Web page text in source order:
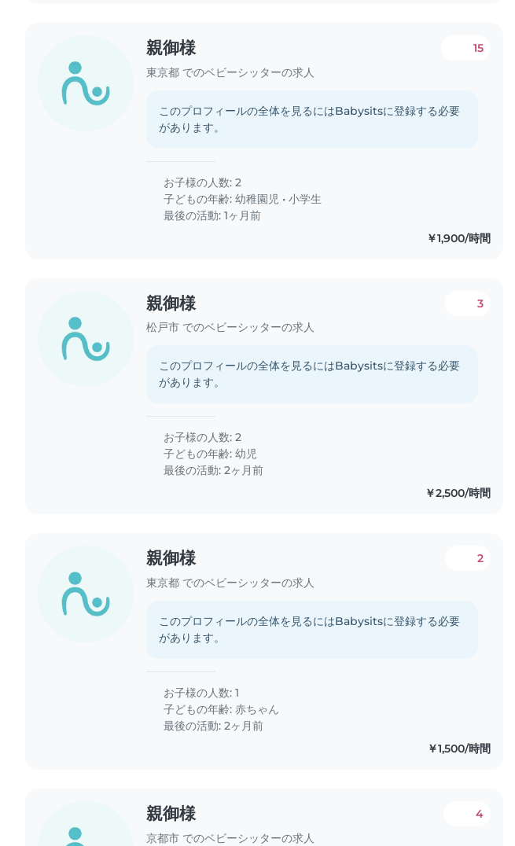
親御様
東京都 でのベビーシッターの求人
15
このプロフィールの全体を見るにはBabysitsに登録する必要
があります。
お子様の人数: 2
子どもの年齢:幼稚園児 •小学生
最後の活動: 1ヶ月前
￥1,900/時間
親御様
松戸市 でのベビーシッターの求人
3
このプロフィールの全体を見るにはBabysitsに登録する必要
があります。
お子様の人数: 2
子どもの年齢:幼児
最後の活動: 2ヶ月前
￥2,500/時間
親御様
東京都 でのベビーシッターの求人
2
このプロフィールの全体を見るにはBabysitsに登録する必要
があります。
お子様の人数: 1
子どもの年齢:赤ちゃん
最後の活動: 2ヶ月前
￥1,500/時間
親御様
京都市 でのベビーシッターの求人
4